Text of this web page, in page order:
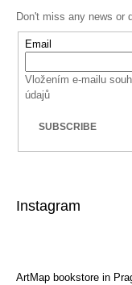
Don't miss any news or
Email
Vložením e-mailu
údajů
SUBSCRIBE
Instagram
ArtMap bookstore in